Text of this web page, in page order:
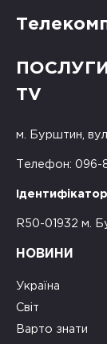
TV
м. Бурштин, вул.
Телефон:
R50-01932 м.
НОВИНИ
Україна
Світ
Варто знати